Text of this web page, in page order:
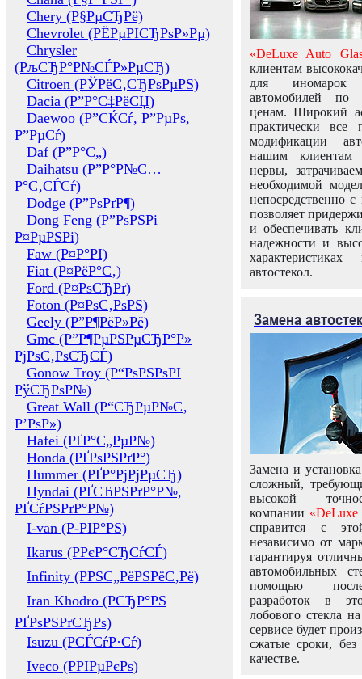
Chery (Р§РµСЂРё)
Chevrolet (РЁРµРІСЂРѕР»Рµ)
Chrysler
(РљСЂР°Р№СЃР»РµСЂ)
Citroen (РЎРёС‚СЂРѕРµРЅ)
Dacia (Р”Р°С‡РёСЏ)
Daewoo (Р”СЌСѓ, Р”РµРѕ,
Р”РµСѓ)
Daf (Р”Р°С„)
Daihatsu (Р”Р°Р№С…
Р°С‚СЃСѓ)
Dodge (Р”РѕРґР¶)
Dong Feng (Р”РѕРЅРі
Р¤РµРЅРі)
Faw (Р¤Р°РІ)
Fiat (Р¤РёР°С‚)
Ford (Р¤РѕСЂРґ)
Foton (Р¤РѕС‚РѕРЅ)
Geely (Р”Р¶РёР»Рё)
Gmc (Р”Р¶РµРЅРµСЂР°Р»
РјРѕС‚РѕСЂСЃ)
Gonow Troy (Р“РѕРЅРѕРІ
РўСЂРѕР№)
Great Wall (Р“СЂРµР№С‚
Р’РѕР»)
Hafei (РҐР°С„РµР№)
Honda (РҐРѕРЅРґР°)
Hummer (РҐР°РјРјРµСЂ)
Hyndai (РҐСЋРЅРґР°Р№,
РҐСѓРЅРґР°Р№)
I-van (Р-РІР°РЅ)
Ikarus (РРєР°СЂСѓСЃ)
Infinity (РРЅС„РёРЅРёС‚Рё)
Iran Khodro (РСЂР°РЅ
РҐРѕРЅРґСЂРѕ)
Isuzu (РСЃСѓР·Сѓ)
Iveco (РРІРµРєРѕ)
«DeLuxe Auto
клиентам
для иномарок
автомобилей
ценам. Широкий
практически все
модификации
нашим клиентам
нервы,
необходимой
непосредственно
позволяет
и обеспечивать
надежности и
автостекол.
Замена
Замена и
сложный,
высокой
компании «DeLuxe
справится с
независимо от
гарантируя
автомобильных
помощью
разработок в
лобового стекла
сервисе будет
сжатые сроки,
качестве.